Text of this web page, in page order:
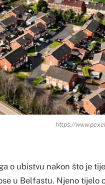
https://
o ubistvu nakon što je
u Belfastu. Njeno tijelo